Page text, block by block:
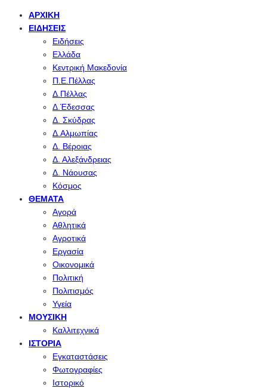
ΑΡΧΙΚΉ
ΕΙΔΉΣΕΙΣ
Ειδήσεις
Ελλάδα
Κεντρική Μακεδονία
Π.Ε.Πέλλας
Δ.Πέλλας
Δ.Έδεσσας
Δ. Σκύδρας
Δ.Αλμωπίας
Δ. Βέροιας
Δ. Αλεξάνδρειας
Δ. Νάουσας
Κόσμος
ΘΈΜΑΤΑ
Αγορά
Αθλητικά
Αγροτικά
Εργασία
Οικονομικά
Πολιτική
Πολιτισμός
Υγεία
ΜΟΥΣΙΚΉ
Καλλιτεχνικά
ΙΣΤΟΡΊΑ
Εγκαταστάσεις
Φωτογραφίες
Ιστορικό